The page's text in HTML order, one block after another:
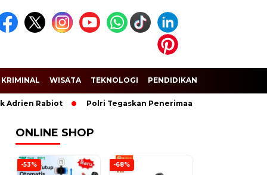
KRIMINAL WISATA TEKNOLOGI PENDIDIKAN
Rabiot Polri Tegaskan Penerimaan Anggota dan
ONLINE SHOP
-53% -68%